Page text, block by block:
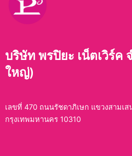
บริษัท พรปิยะ เน็ตเวิร์ค
ใหญ่)
เลขที่ 470 ถนนรัชดาภิเษก แขวงสามเ
กรุงเทพมหานคร 10310